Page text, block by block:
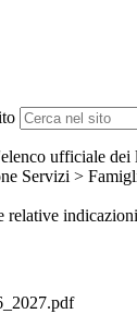
ufficiale
Servizi >
relative